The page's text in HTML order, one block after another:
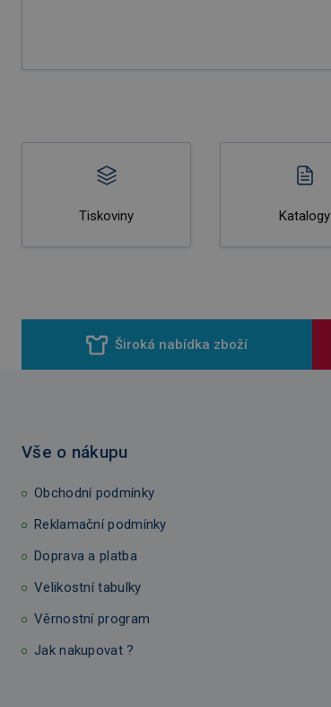
Tiskoviny Katalogy
Široká nabídka zboží
Vše o nákupu
Obchodní podmínky
Reklamační podmínky
Doprava a platba
Velikostní tabulky
Věrnostní program
Jak nakupovat ?